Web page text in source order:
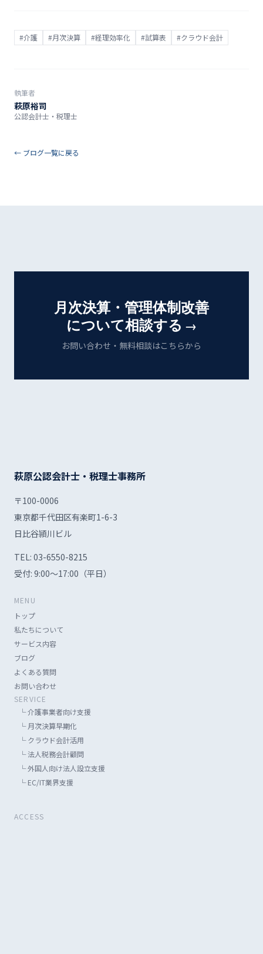
#介護 #月次決算 #経理効率化 #試算表 #クラウド会計
執筆者
萩原裕司
公認会計士・税理士
← ブログ一覧に戻る
月次決算・管理体制改善
について相談する →
お問い合わせ・無料相談はこちらから
萩原公認会計士・税理士事務所
〒100-0006
東京都千代田区有楽町1-6-3
日比谷頴川ビル
TEL: 03-6550-8215
受付: 9:00〜17:00（平日）
MENU
トップ
私たちについて
サービス内容
ブログ
よくある質問
お問い合わせ
SERVICE
└介護事業者向け支援
└月次決算早期化
└クラウド会計活用
└法人税務会計顧問
└外国人向け法人設立支援
└EC/IT業界支援
ACCESS